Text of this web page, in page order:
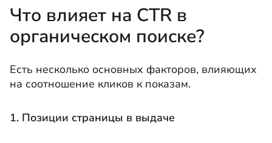
Что влияет на CTR в
органическом поиске?
Есть несколько основных факторов, влияющих
на соотношение кликов к показам.
1. Позиции страницы в выдаче